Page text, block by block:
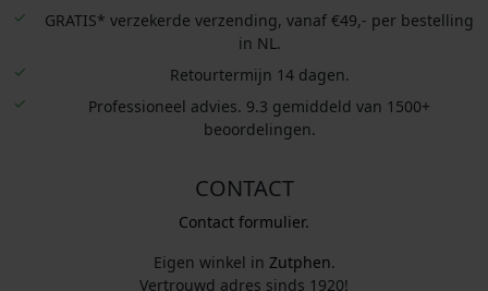
GRATIS* verzekerde verzending, vanaf €49,- per bestelling
in NL.
Retourtermijn 14 dagen.
Professioneel advies. 9.3 gemiddeld van 1500+
beoordelingen.
CONTACT
Contact formulier.
Eigen winkel in Zutphen.
Vertrouwd adres sinds 1920!